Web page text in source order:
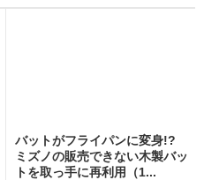
バットがフライパンに変身!?
ミズノの販売できない木製バッ
トを取っ手に再利用（1...